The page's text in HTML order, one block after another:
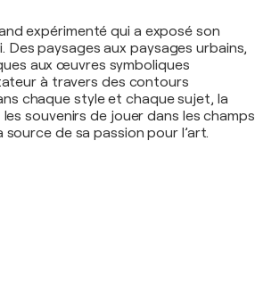
expérimenté qui a exposé son
Des paysages aux paysages urbains,
aux œuvres symboliques
à travers des contours
chaque style et chaque sujet, la
souvenirs de jouer dans les champs
de sa passion pour l’art.